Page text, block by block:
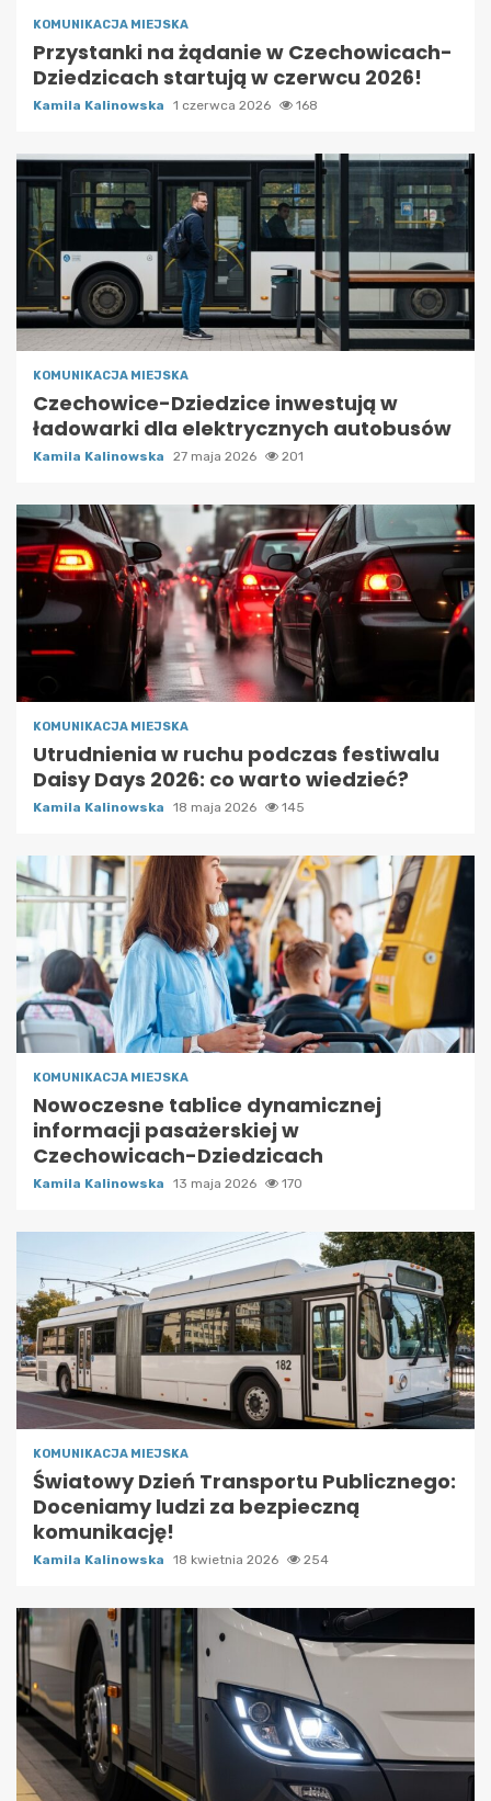
KOMUNIKACJA MIEJSKA
Przystanki na żądanie w Czechowicach-
Dziedzicach startują w czerwcu 2026!
Kamila Kalinowska 1 czerwca 2026 168
KOMUNIKACJA MIEJSKA
Czechowice-Dziedzice inwestują w
ładowarki dla elektrycznych autobusów
Kamila Kalinowska 27 maja 2026 201
KOMUNIKACJA MIEJSKA
Utrudnienia w ruchu podczas festiwalu
Daisy Days 2026: co warto wiedzieć?
Kamila Kalinowska 18 maja 2026 145
KOMUNIKACJA MIEJSKA
Nowoczesne tablice dynamicznej
informacji pasażerskiej w
Czechowicach-Dziedzicach
Kamila Kalinowska 13 maja 2026 170
KOMUNIKACJA MIEJSKA
Światowy Dzień Transportu Publicznego:
Doceniamy ludzi za bezpieczną
komunikację!
Kamila Kalinowska 18 kwietnia 2026 254